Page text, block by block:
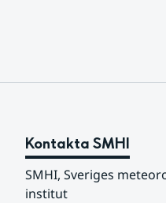
Kontakta SMHI
SMHI, Sveriges
institut